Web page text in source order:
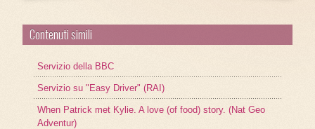
Contenuti simili
Servizio della BBC
Servizio su "Easy Driver" (RAI)
When Patrick met Kylie. A love (of food) story. (Nat Geo
Adventur)